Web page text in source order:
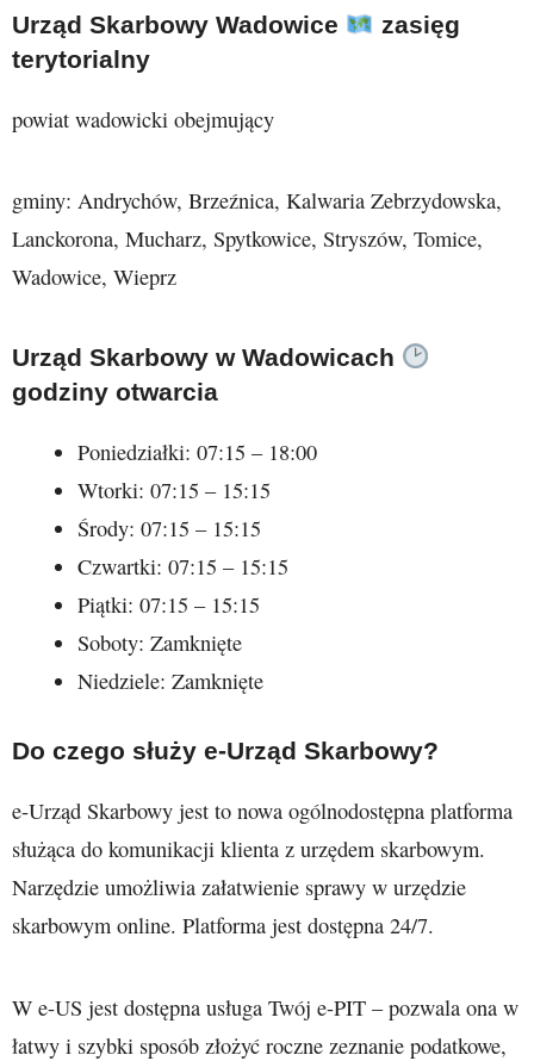
Urząd Skarbowy Wadowice
zasięg
terytorialny
powiat wadowicki obejmujący
gminy: Andrychów, Brzeźnica, Kalwaria Zebrzydowska,
Lanckorona, Mucharz, Spytkowice, Stryszów, Tomice,
Wadowice, Wieprz
Urząd Skarbowy w Wadowicach
godziny otwarcia
Poniedziałki: 07:15 – 18:00
Wtorki: 07:15 – 15:15
Środy: 07:15 – 15:15
Czwartki: 07:15 – 15:15
Piątki: 07:15 – 15:15
Soboty: Zamknięte
Niedziele: Zamknięte
Do czego służy e-Urząd Skarbowy?
e-Urząd Skarbowy jest to nowa ogólnodostępna platforma
służąca do komunikacji klienta z urzędem skarbowym.
Narzędzie umożliwia załatwienie sprawy w urzędzie
skarbowym online. Platforma jest dostępna 24/7.
W e-US jest dostępna usługa Twój e-PIT – pozwala ona w
łatwy i szybki sposób złożyć roczne zeznanie podatkowe,